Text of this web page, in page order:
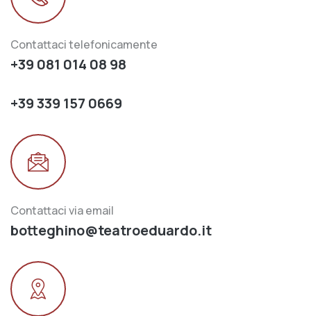
Contattaci telefonicamente
+39 081 014 08 98
+39 339 157 0669
Contattaci via email
botteghino@teatroeduardo.it